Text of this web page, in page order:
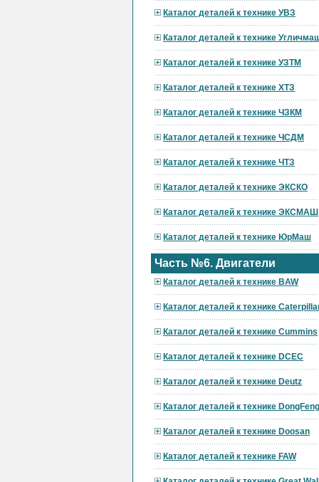
Каталог деталей к технике УВЗ
Каталог деталей к технике
Каталог деталей к технике УЗТМ
Каталог деталей к технике ХТЗ
Каталог деталей к технике ЧЗКМ
Каталог деталей к технике ЧСДМ
Каталог деталей к технике ЧТЗ
Каталог деталей к технике ЭКСКО
Каталог деталей к технике ЭКСМАШ
Каталог деталей к технике ЮрМаш
Часть №6. Двигатели
Каталог деталей к технике BAW
Каталог деталей к технике
Каталог деталей к технике Cummins
Каталог деталей к технике DCEC
Каталог деталей к технике Deutz
Каталог деталей к технике DongFeng
Каталог деталей к технике Doosan
Каталог деталей к технике FAW